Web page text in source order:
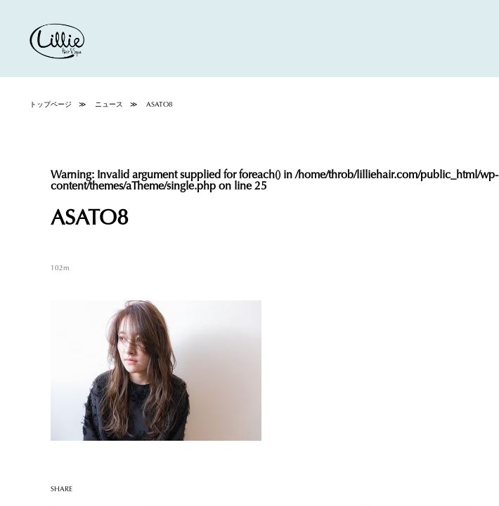
トップページ ニュース ASATO8
Warning: Invalid argument supplied for foreach() in/home/throb/lilliehair.com/public_html/wp-
content/themes/aTheme/single.php on line25
ASATO8
102m
SHARE